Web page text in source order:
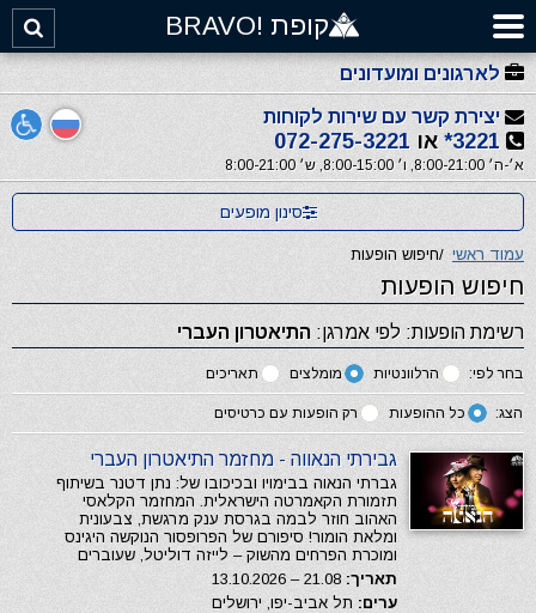
קופת !BRAVO
לארגונים ומועדונים
יצירת קשר עם שירות לקוחות
3221* או 072-275-3221
א׳-ה׳ 8:00-21:00, ו׳ 8:00-15:00, ש׳ 8:00-21:00
סינון מופעים
עמוד ראשי /חיפוש הופעות
חיפוש הופעות
רשימת הופעות: לפי אמרגן: התיאטרון העברי
בחר לפי: הרלוונטיות מומלצים תאריכים
הצג: כל ההופעות רק הופעות עם כרטיסים
גבירתי הנאווה - מחזמר התיאטרון העברי
גברתי הנאוה בבימויו ובכיכובו של: נתן דטנר בשיתוף
תזמורת הקאמרטה הישראלית. המחזמר הקלאסי
האהוב חוזר לבמה בגרסת ענק מרגשת, צבעונית
ומלאת הומור! סיפורם של הפרופסור הנוקשה היגינס
ומוכרת הפרחים מהשוק – לייזה דוליטל, שעוברים
תאריך:
ערים: תל אביב-יפו, ירושלים